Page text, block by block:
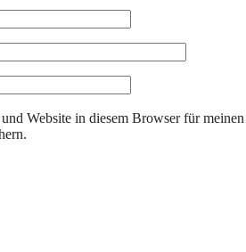
Website in diesem Browser für meinen